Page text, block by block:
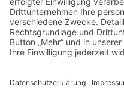
Tel.: 03586 / 38 62 96
Fax: 03586 / 78 93 32
Startseite
Onlineshop